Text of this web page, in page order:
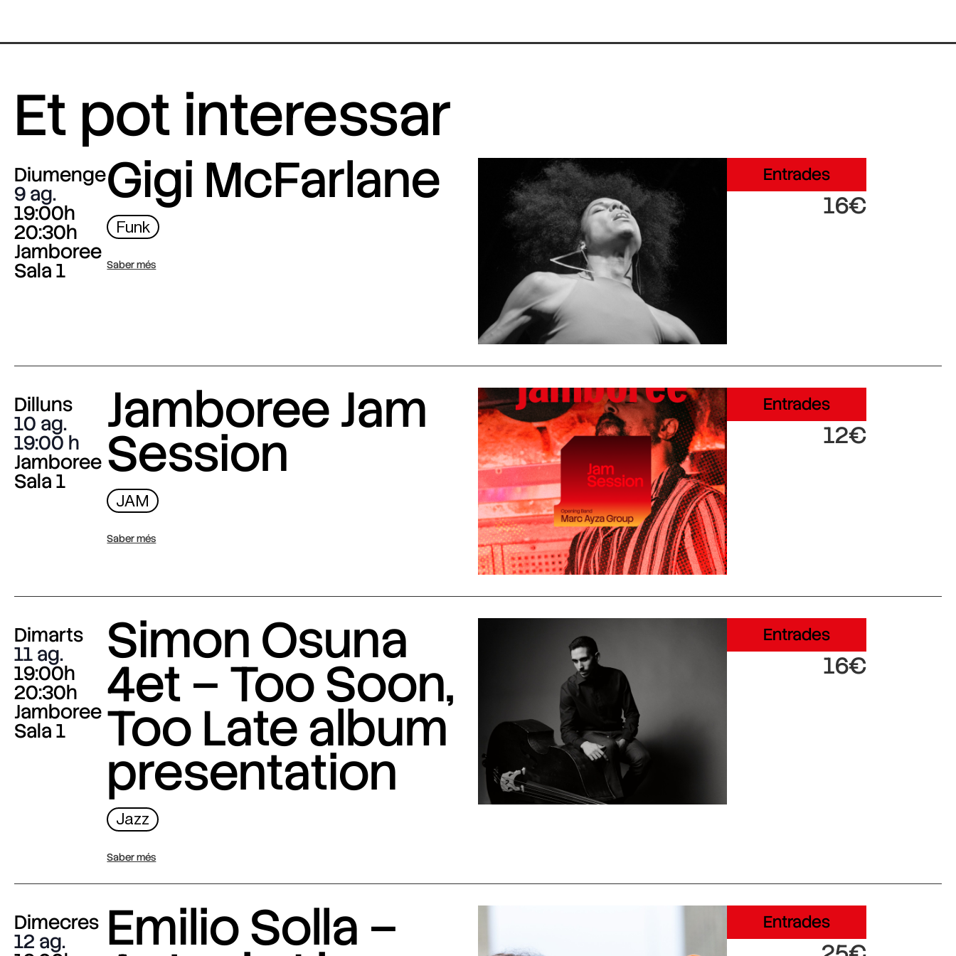
Et pot interessar
Diumenge
9 ag.
19:00h
20:30h
Jamboree
Sala 1
Gigi McFarlane
Funk
Saber més
Entrades
16€
Dilluns
10 ag.
19:00
Jamboree
Sala 1
Jamboree Jam
Session
JAM
Saber més
Entrades
12€
Dimarts
11 ag.
19:00h
20:30h
Jamboree
Sala 1
Simon Osuna
4et – Too Soon,
Too Late album
presentation
Jazz
Saber més
Entrades
16€
Dimecres
12 ag. Emilio Solla – Entrades